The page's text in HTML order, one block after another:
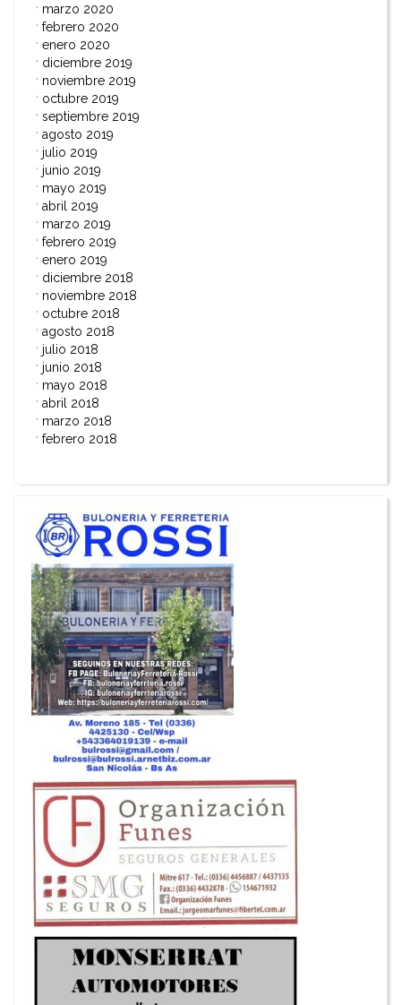
marzo 2020
febrero 2020
enero 2020
diciembre 2019
noviembre 2019
octubre 2019
septiembre 2019
agosto 2019
julio 2019
junio 2019
mayo 2019
abril 2019
marzo 2019
febrero 2019
enero 2019
diciembre 2018
noviembre 2018
octubre 2018
agosto 2018
julio 2018
junio 2018
mayo 2018
abril 2018
marzo 2018
febrero 2018